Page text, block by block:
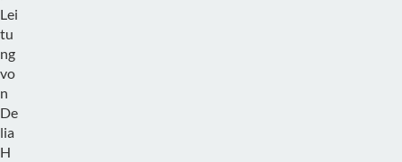
Lei
tu
ng
vo
n
De
lia
H